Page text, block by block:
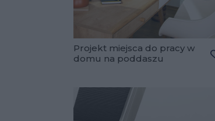
Projekt miejsca do pracy w
domu na poddaszu